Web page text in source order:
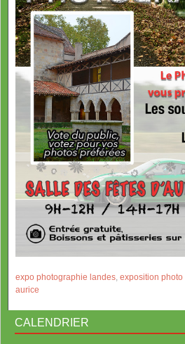
expo photographie landes, exposition photo
aurice
CALENDRIER